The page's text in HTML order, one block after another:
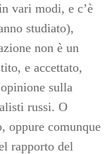
vari modi, e c’è
studiato),
non è un
e accettato,
sulla
russi. O
oppure comunque
rapporto del